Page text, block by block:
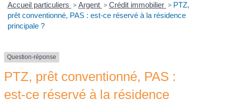
Accueil particuliers > Argent > Crédit immobilier > PTZ,
prêt conventionné, PAS : est-ce réservé à la résidence
principale ?
Question-réponse
PTZ, prêt conventionné, PAS :
est-ce réservé à la résidence